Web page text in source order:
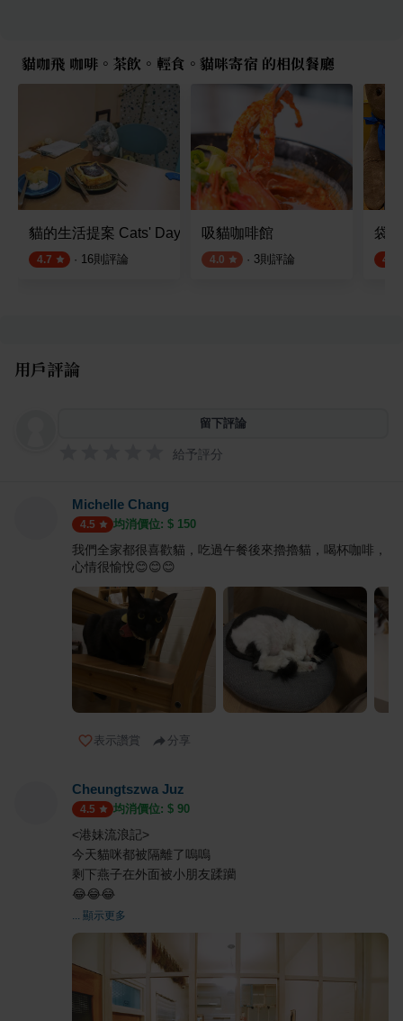
貓咖飛 咖啡。茶飲。輕食。貓咪寄宿 的相似餐廳
貓的生活提案 Cats' Day
4.7 · 16則評論
吸貓咖啡館
4.0 · 3則評論
袋
4.4
用戶評論
留下評論
給予評分
Michelle Chang
4.5 均消價位: $ 150
我們全家都很喜歡貓，吃過午餐後來擼擼貓，喝杯咖啡，
心情很愉悅😊😊😊
表示讚賞 分享
Cheungtszwa Juz
4.5 均消價位: $ 90
<港妹流浪記>
今天貓咪都被隔離了嗚嗚
剩下燕子在外面被小朋友蹂躪
😂😂😂
... 顯示更多